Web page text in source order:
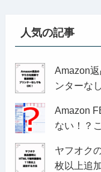
人気の記事
Amazon
ンターな
Amazon
ない！？
ヤフオク
枚以上追